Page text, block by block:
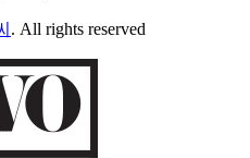
. All rights reserved